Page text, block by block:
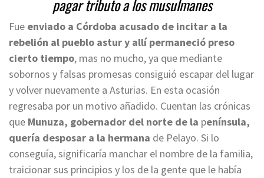
pagar tributo a los musulmanes
Fue enviado a Córdoba acusado de incitar a la
rebelión al pueblo astur y allí permaneció preso
cierto tiempo, mas no mucho, ya que mediante
sobornos y falsas promesas consiguió escapar del lugar
y volver nuevamente a Asturias. En esta ocasión
regresaba por un motivo añadido. Cuentan las crónicas
que Munuza, gobernador del norte de la península,
quería desposar a la hermana de Pelayo. Si lo
conseguía, significaría manchar el nombre de la familia,
traicionar sus principios y los de la gente que le había